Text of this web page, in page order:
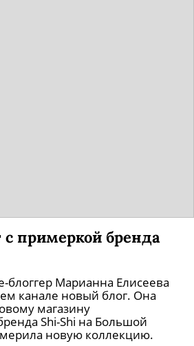
примеркой бренда
блоггер Марианна Елисеева
канале новый блог. Она
магазину
Shi-Shi на Большой
новую коллекцию.